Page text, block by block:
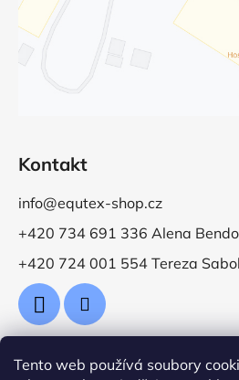
Tento web používá soubory
Kontakt
info@equtex-shop.cz
+420 734 691 336 Alena
+420 724 001 554 Tereza Sabol
Přijímáme online platby